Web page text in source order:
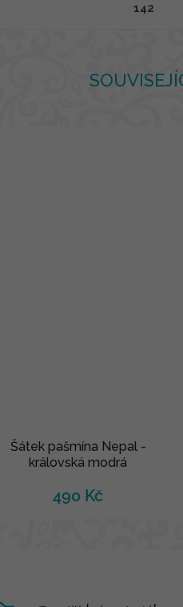
Šátek pašmína Nepal -
královská modrá
490 Kč
142